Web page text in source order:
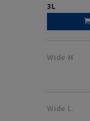
3L
Wide M
Wide L